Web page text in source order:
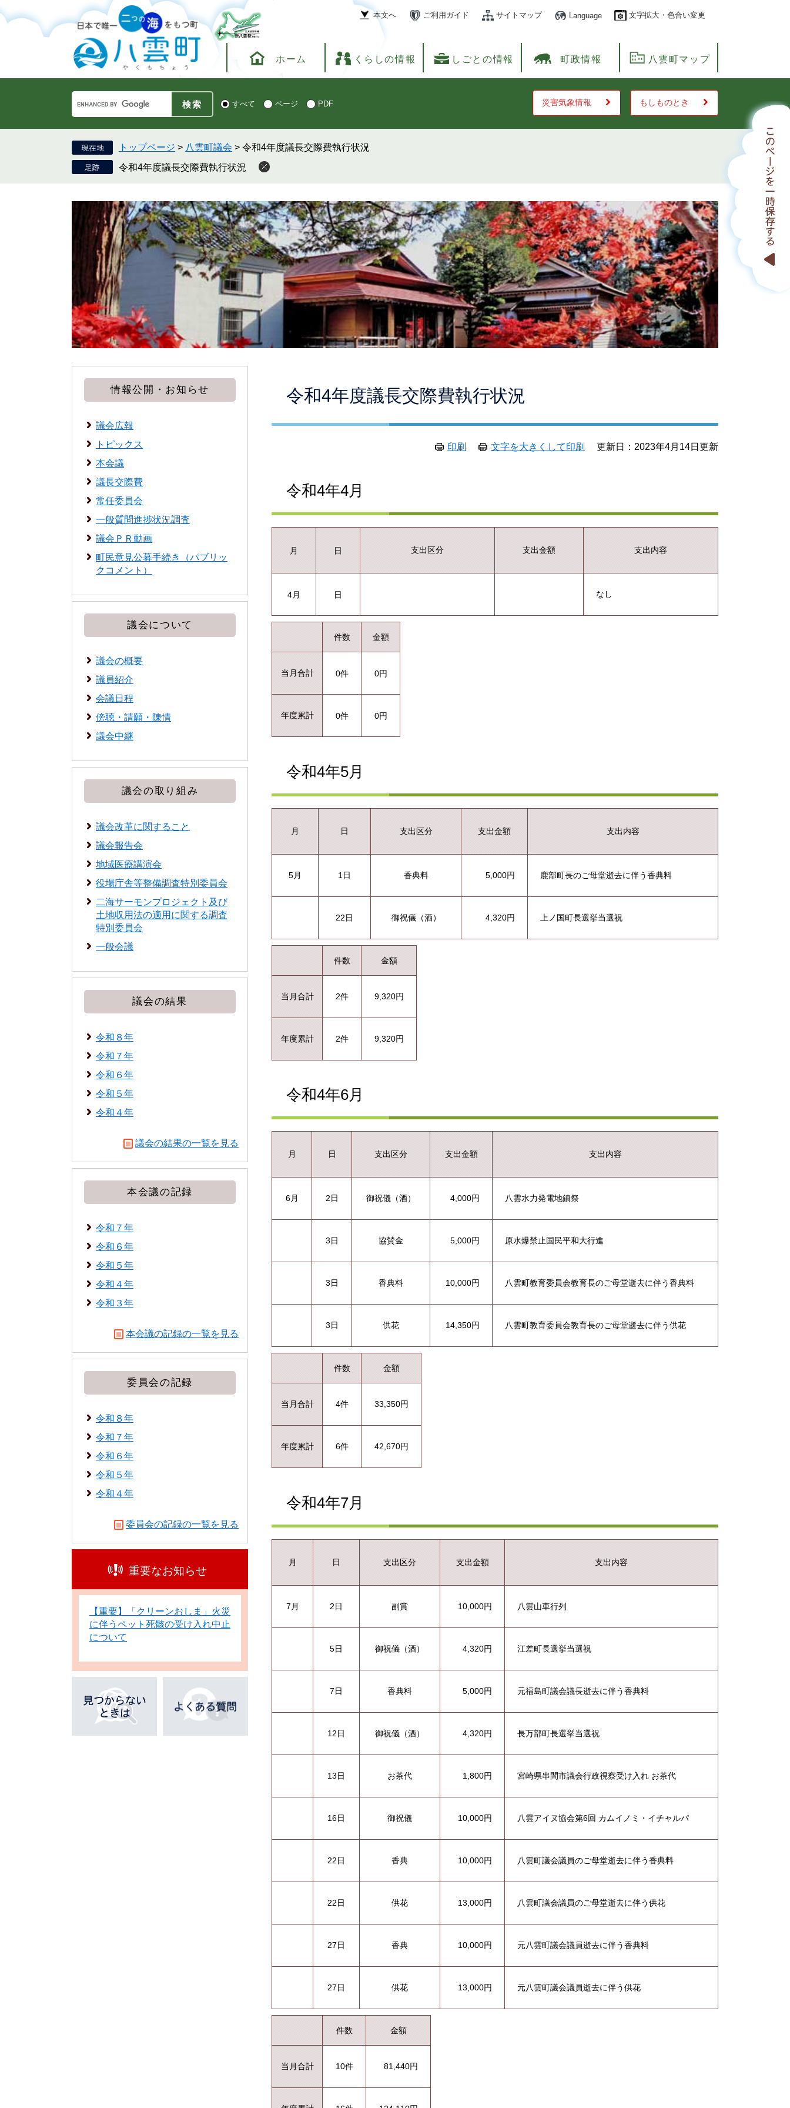
ー
で
ニ
ば
文
本文へ ご利用ガイド サイトマップ Language 文字拡大・色合い変更
ホーム くらしの情報 しごとの情報 町政情報 八雲町マップ
Google
カ
ス
タ
ム
検
検 すべて ページ PDF 災害気象情報 もしものとき
トップページ > 八雲町議会 > 令和4年度議長交際費執行状況
令和4年度議長交際費執行状況
令和4年度議長交際費執行状況
印刷 文字を大きくして印刷 更新日：2023年4月14日更新
令和4年4月
月 日 支出区分 支出金額 支出内容
4月 日 なし
件数 金額
当月合計 0件 0円
年度累計 0件 0円
令和4年5月
月 日 支出区分 支出金額 支出内容
5月 1日 香典料 5,000円 鹿部町長のご母堂逝去に伴う香典料
22日 御祝儀（酒） 4,320円 上ノ国町長選挙当選祝
件数 金額
当月合計 2件 9,320円
年度累計 2件 9,320円
令和4年6月
月 日 支出区分 支出金額 支出内容
6月 2日 御祝儀（酒） 4,000円 八雲水力発電地鎮祭
3日 協賛金 5,000円 原水爆禁止国民平和大行進
3日 香典料 10,000円 八雲町教育委員会教育長のご母堂逝去に伴う香典料
3日 供花 14,350円 八雲町教育委員会教育長のご母堂逝去に伴う供花
件数 金額
当月合計 4件 33,350円
年度累計 6件 42,670円
令和4年7月
月 日 支出区分 支出金額 支出内容
7月 2日 副賞 10,000円 八雲山車行列
5日 御祝儀（酒） 4,320円 江差町長選挙当選祝
7日 香典料 5,000円 元福島町議会議長逝去に伴う香典料
12日 御祝儀（酒） 4,320円 長万部町長選挙当選祝
13日 お茶代 1,800円 宮崎県串間市議会行政視察受け入れ お茶代
16日 御祝儀 10,000円 八雲アイヌ協会第6回 カムイノミ・イチャルパ
22日 香典 10,000円 八雲町議会議員のご母堂逝去に伴う香典料
22日 供花 13,000円 八雲町議会議員のご母堂逝去に伴う供花
27日 香典 10,000円 元八雲町議会議員逝去に伴う香典料
27日 供花 13,000円 元八雲町議会議員逝去に伴う供花
件数 金額
当月合計 10件 81,440円
情報公開・お知らせ
議会広報
トピックス
本会議
議長交際費
常任委員会
一般質問進捗状況調査
議会ＰＲ動画
町民意見公募手続き（パブリッ
クコメント）
議会について
議会の概要
議員紹介
会議日程
傍聴・請願・陳情
議会中継
議会の取り組み
議会改革に関すること
議会報告会
地域医療講演会
役場庁舎等整備調査特別委員会
二海サーモンプロジェクト及び
土地収用法の適用に関する調査
特別委員会
一般会議
議会の結果
令和８年
令和７年
令和６年
令和５年
令和４年
議会の結果の一覧を見る
本会議の記録
令和７年
令和６年
令和５年
令和４年
令和３年
本会議の記録の一覧を見る
委員会の記録
令和８年
令和７年
令和６年
令和５年
令和４年
委員会の記録の一覧を見る
重要なお知らせ
【重要】「クリーンおしま」火災
に伴うペット死骸の受け入れ中止
について